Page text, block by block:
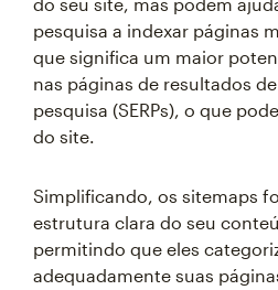
pesquisa a indexar páginas
que significa um maior
nas páginas de resultados
pesquisa (SERPs), o que
do site.
Simplificando, os sitemaps
estrutura clara do seu
permitindo que eles
adequadamente suas